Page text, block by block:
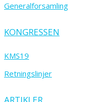
Generalforsamling
KONGRESSEN
KMS19
Retningslinjer